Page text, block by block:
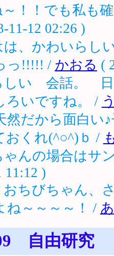
！！でも私も
11-12 02:26 )
は、かわいらし
っ!!!!! / かおる (
しい 会話。
いですね。 /
然だから面白い
おくれ(^○^)ｂ /
ゃんの場合はサ
11:12 )
おちびちゃん、
ね～～～～！ /
自由研究